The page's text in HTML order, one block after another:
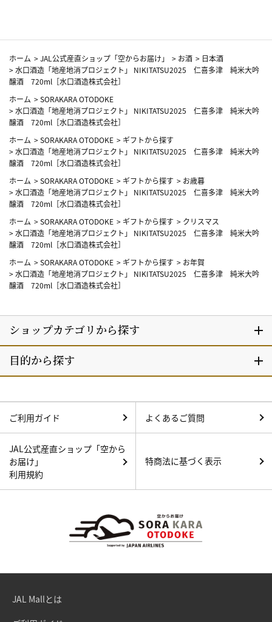
ホーム >JAL公式産直ショップ「空からお届け」 > お酒 > 日本酒
>水口酒造「地産地消プロジェクト」 NIKITATSU2025 仁喜多津 純米大吟
醸酒 720ml［水口酒造株式会社］
ホーム >SORAKARA OTODOKE
>水口酒造「地産地消プロジェクト」 NIKITATSU2025 仁喜多津 純米大吟
醸酒 720ml［水口酒造株式会社］
ホーム >SORAKARA OTODOKE > ギフトから探す
>水口酒造「地産地消プロジェクト」 NIKITATSU2025 仁喜多津 純米大吟
醸酒 720ml［水口酒造株式会社］
ホーム >SORAKARA OTODOKE > ギフトから探す > お歳暮
>水口酒造「地産地消プロジェクト」 NIKITATSU2025 仁喜多津 純米大吟
醸酒 720ml［水口酒造株式会社］
ホーム >SORAKARA OTODOKE > ギフトから探す > クリスマス
>水口酒造「地産地消プロジェクト」 NIKITATSU2025 仁喜多津 純米大吟
醸酒 720ml［水口酒造株式会社］
ホーム >SORAKARA OTODOKE > ギフトから探す > お年賀
>水口酒造「地産地消プロジェクト」 NIKITATSU2025 仁喜多津 純米大吟
醸酒 720ml［水口酒造株式会社］
ご利用ガイド よくあるご質問
JAL公式産直ショップ「空から
お届け」
利用規約
特商法に基づく表示
JAL Mallとは